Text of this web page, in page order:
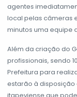
agentes
local pelas câmeras
minutos uma equipe
Além da criação do
profissionais, sendo
Prefeitura para
estarão à
itapeviense que